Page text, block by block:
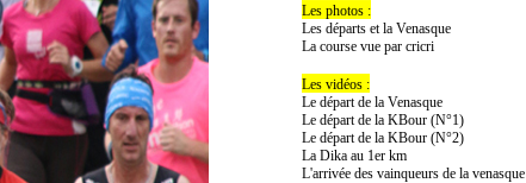
Les photos :
Les départs et la Venasque
La course vue par cricri
Les vidéos :
Le départ de la Venasque
Le départ de la KBour (N°1)
Le départ de la KBour (N°2)
La Dika au 1er km
L'arrivée des vainqueurs de la venasque